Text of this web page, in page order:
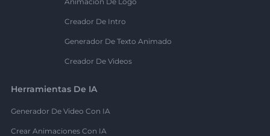
Creador De Intro
Generador De Texto Animado
Creador De Videos
Herramientas De IA
Generador De Video Con IA
Crear Animaciones Con IA